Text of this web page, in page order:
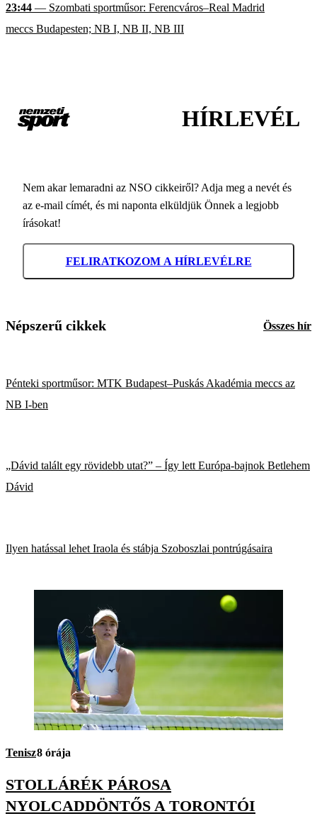
23:44 — Szombati sportműsor: Ferencváros–Real Madrid
meccs Budapesten; NB I, NB II, NB III
HÍRLEVÉL
Nem akar lemaradni az NSO cikkeiről? Adja meg a nevét és
az e-mail címét, és mi naponta elküldjük Önnek a legjobb
írásokat!
FELIRATKOZOM A HÍRLEVÉLRE
Népszerű cikkek Összes hír
Pénteki sportműsor: MTK Budapest–Puskás Akadémia meccs az
NB I-ben
„Dávid talált egy rövidebb utat?” – Így lett Európa-bajnok Betlehem
Dávid
Ilyen hatással lehet Iraola és stábja Szoboszlai pontrúgásaira
Tenisz8 órája
STOLLÁRÉK PÁROSA
NYOLCADDÖNTŐS A TORONTÓI